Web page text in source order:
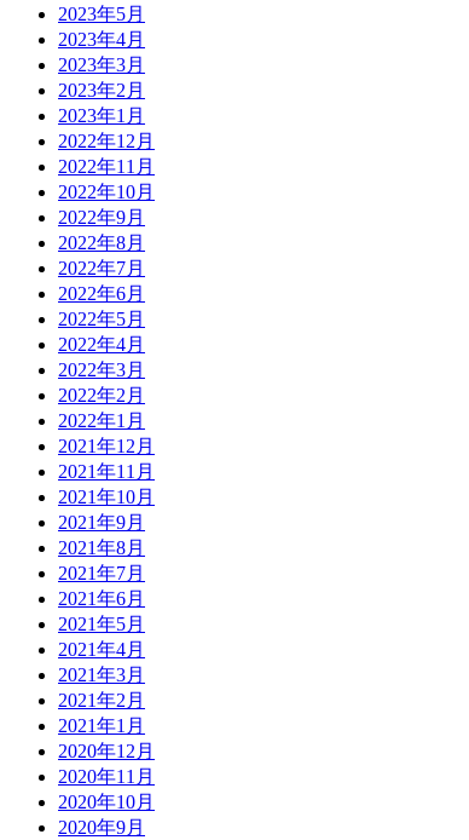
2023年5月
2023年4月
2023年3月
2023年2月
2023年1月
2022年12月
2022年11月
2022年10月
2022年9月
2022年8月
2022年7月
2022年6月
2022年5月
2022年4月
2022年3月
2022年2月
2022年1月
2021年12月
2021年11月
2021年10月
2021年9月
2021年8月
2021年7月
2021年6月
2021年5月
2021年4月
2021年3月
2021年2月
2021年1月
2020年12月
2020年11月
2020年10月
2020年9月